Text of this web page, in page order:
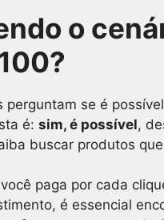
o
perguntam se é
é: sim, é possível,
buscar produtos
paga por cada
é essencial